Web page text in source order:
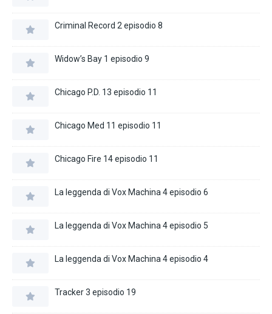
Criminal Record 2 episodio 8
Widow’s Bay 1 episodio 9
Chicago P.D. 13 episodio 11
Chicago Med 11 episodio 11
Chicago Fire 14 episodio 11
La leggenda di Vox Machina 4 episodio 6
La leggenda di Vox Machina 4 episodio 5
La leggenda di Vox Machina 4 episodio 4
Tracker 3 episodio 19